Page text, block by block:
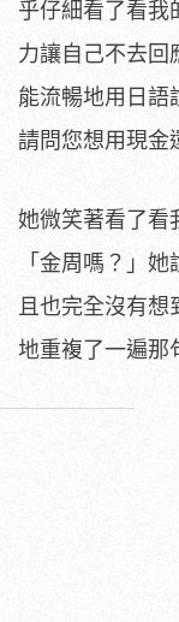
乎仔細看了看我
力讓自己不去回
能流暢地用日語
請問您想用現金
她微笑著看了看
「金周嗎？」
且也完全沒有想
地重複了一遍那